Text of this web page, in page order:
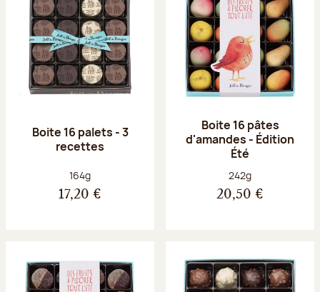
Boite 16 palets - 3
recettes
Poids net :
164g
17,20 €
Boite 16 pâtes
d'amandes - Édition
Été
Poids net :
242g
20,50 €